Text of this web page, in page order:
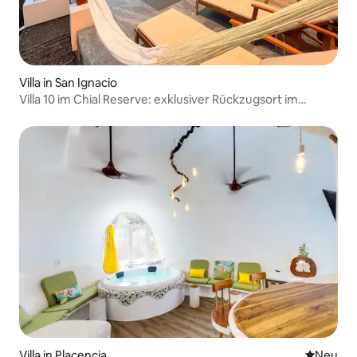
Villa in San Ignacio
Villa 10 im Chial Reserve: exklusiver Rückzugsort im